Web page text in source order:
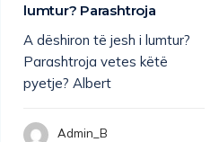
lumtur? Parashtroja
A dëshiron të jesh i lumtur?
Parashtroja vetes këtë
pyetje? Albert
Admin_B